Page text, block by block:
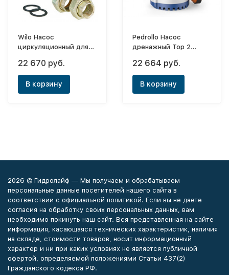
Wilo Насос
циркуляционный для
RS 25/8 с амер-ми
22 670 руб.
В корзину
Pedrollo Насос
дренажный Top 2
22 664 руб.
В корзину
2026 © Гидролайф — Мы получаем и обрабатываем
персональные данные посетителей нашего сайта в
соответствии с официальной политикой. Если вы не даете
согласия на обработку своих персональных данных, вам
необходимо покинуть наш сайт. Вся представленная на сайте
информация, касающаяся технических характеристик, наличия
на складе, стоимости товаров, носит информационный
характер и ни при каких условиях не является публичной
офертой, определяемой положениями Статьи 437(2)
Гражданского кодекса РФ.